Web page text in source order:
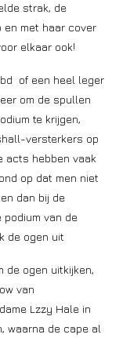
strak, de
en met haar cover
elkaar ook!
of een heel leger
om de spullen
te krijgen,
versterkers op
acts hebben vaak
op dat men niet
dan bij de
van de
de ogen uit
de ogen uitkijken,
van
Lzzy Hale in
waarna de cape al